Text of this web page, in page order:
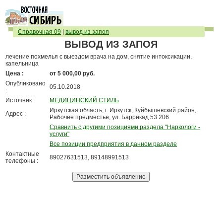
Справочная 09 вывод из запоя
ВЫВОД ИЗ ЗАПОЯ
лечение похмелья с выездом врача на дом, снятие интоксикации,
капельница
Цена :
от 5 000,00 руб.
Опубликовано
:
05.10.2018
Источник :
МЕДИЦИНСКИЙ СТИЛЬ
Адрес :
Иркутская область, г. Иркутск, Куйбышевский район,
Рабочее предместье, ул. Баррикад 53 206
Сравнить с другими позициями раздела "Наркологи -
услуги"
Все позиции предприятия в данном разделе
Контактные
телефоны :
89027631513, 89148991513